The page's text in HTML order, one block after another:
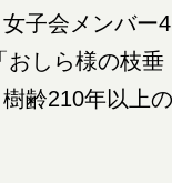
子会メンバー4
おしら様の枝垂
齢210年以上の